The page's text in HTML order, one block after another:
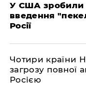
​У США зробили
введення
Росії
​Чотири країни
загрозу повної
Росією